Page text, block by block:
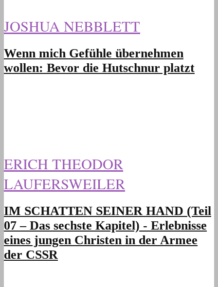
JOSHUA NEBBLETT
Wenn mich Gefühle übernehmen
wollen: Bevor die Hutschnur platzt
ERICH THEODOR
LAUFERSWEILER
IM SCHATTEN SEINER HAND (Teil
07 – Das sechste Kapitel) - Erlebnisse
eines jungen Christen in der Armee
der CSSR